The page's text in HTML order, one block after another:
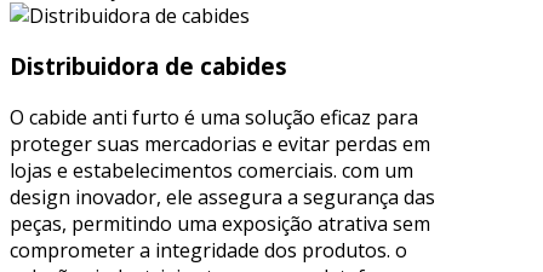
Distribuidora de cabides
O cabide anti furto é uma solução eficaz para
proteger suas mercadorias e evitar perdas em
lojas e estabelecimentos comerciais. com um
design inovador, ele assegura a segurança das
peças, permitindo uma exposição atrativa sem
comprometer a integridade dos produtos. o